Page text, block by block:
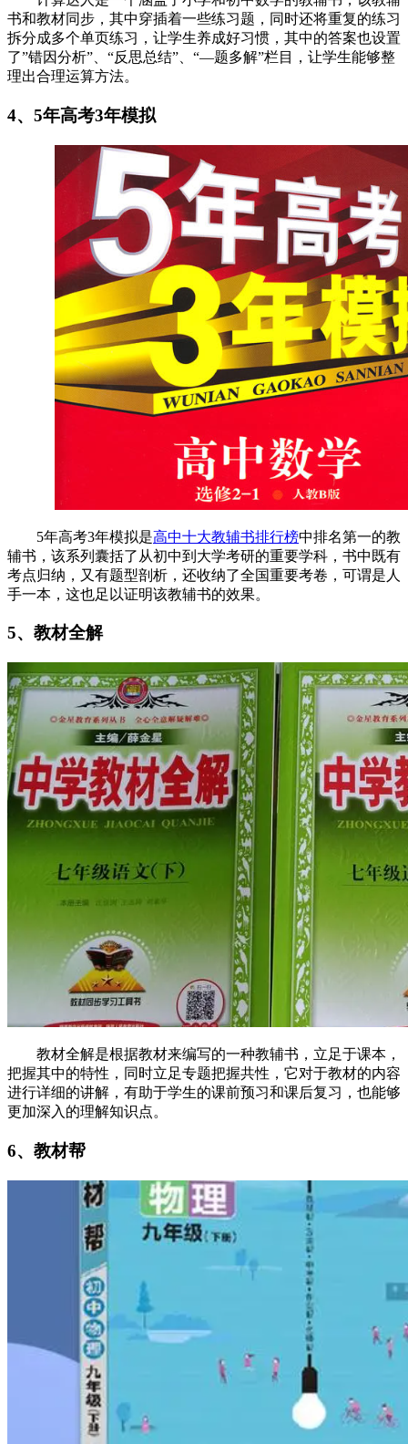
书和教材同步，其中穿插着一些练习题，同时还将重复的练习
拆分成多个单页练习，让学生养成好习惯，其中的答案也设置
了”错因分析”、“反思总结”、“—题多解”栏目，让学生能够整
理出合理运算方法。
4、5年高考3年模拟
5年高考3年模拟是高中十大教辅书排行榜中排名第一的教
辅书，该系列囊括了从初中到大学考研的重要学科，书中既有
考点归纳，又有题型剖析，还收纳了全国重要考卷，可谓是人
手一本，这也足以证明该教辅书的效果。
5、教材全解
教材全解是根据教材来编写的一种教辅书，立足于课本，
把握其中的特性，同时立足专题把握共性，它对于教材的内容
进行详细的讲解，有助于学生的课前预习和课后复习，也能够
更加深入的理解知识点。
6、教材帮